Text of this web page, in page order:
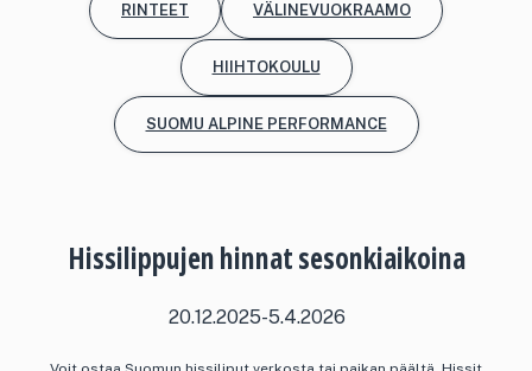
RINTEET VÄLINEVUOKRAAMO
HIIHTOKOULU
SUOMU ALPINE PERFORMANCE
Hissilippujen hinnat sesonkiaikoina
20.12.2025-5.4.2026